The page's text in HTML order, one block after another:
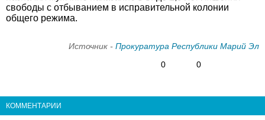
свободы с отбыванием в исправительной колонии
общего режима.
Источник - Прокуратура Республики Марий Эл
0
0
КОММЕНТАРИИ